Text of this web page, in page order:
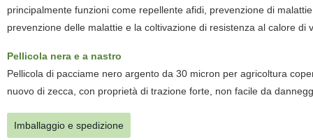
principalmente funzioni come repellente afidi, prevenzione di
prevenzione delle malattie e la coltivazione di resistenza al calore di
Pellicola nera e a nastro
Pellicola di pacciame nero argento da 30 micron per agricoltura
nuovo di zecca, con proprietà di trazione forte, non facile da
Imballaggio e spedizione